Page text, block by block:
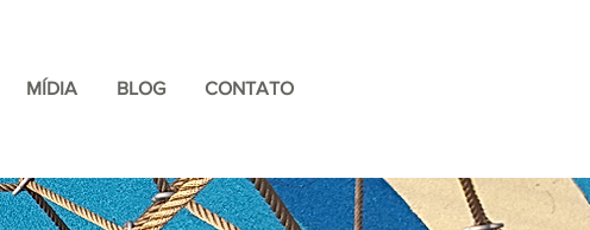
MÍDIA BLOG CONTATO